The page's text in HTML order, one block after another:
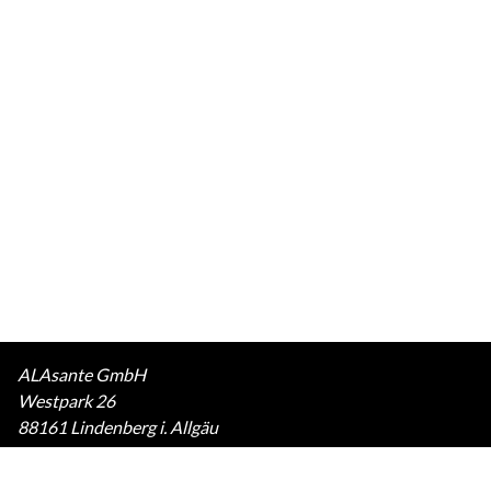
ALAsante GmbH
Westpark 26
88161 Lindenberg i. Allgäu